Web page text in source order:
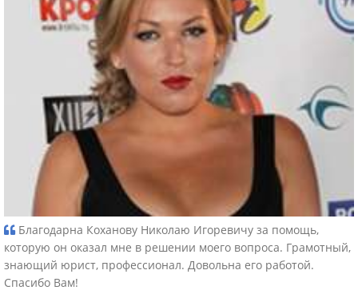
Благодарна Коханову Николаю Игоревичу за помощь,
которую он оказал мне в решении моего вопроса. Грамотный,
знающий юрист, профессионал. Довольна его работой.
Спасибо Вам!